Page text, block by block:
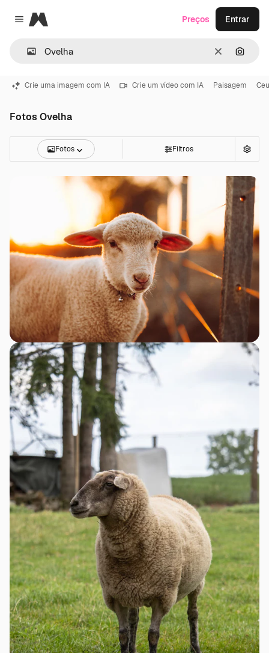
Close menu
Magnific
Limpar
Preços Entrar
Crie uma imagem com IA Crie um vídeo com IA Paisagem Ceu
Fotos Ovelha
Fotos Filtros